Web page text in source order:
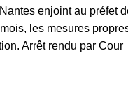
enjoint au préfet
les mesures
Arrêt rendu par Cour